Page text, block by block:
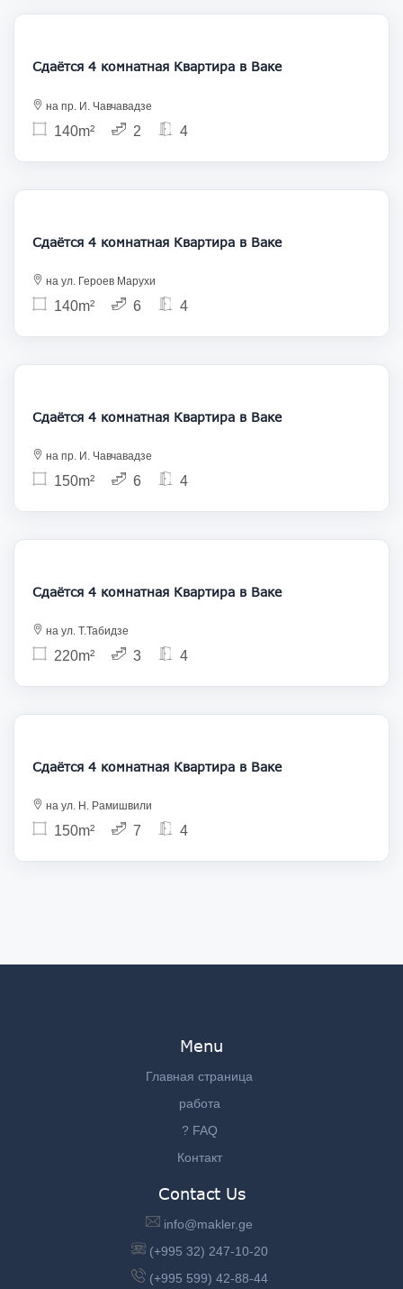
1 200
Сдаётся 4 комнатная Квартира в Ваке
на пр. И. Чавчавадзе
140m² 2 4
1 200
Сдаётся 4 комнатная Квартира в Ваке
на ул. Героев Марухи
140m² 6 4
1 300
Сдаётся 4 комнатная Квартира в Ваке
на пр. И. Чавчавадзе
150m² 6 4
1 800
Сдаётся 4 комнатная Квартира в Ваке
на ул. Т.Табидзе
220m² 3 4
1 500
Сдаётся 4 комнатная Квартира в Ваке
на ул. Н. Рамишвили
150m² 7 4
Menu
Главная страница
работа
? FAQ
Контакт
Contact Us
info@makler.ge
(+995 32) 247-10-20
(+995 599) 42-88-44